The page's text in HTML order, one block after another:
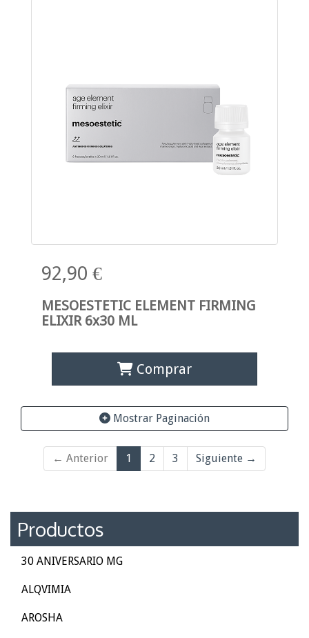
92,90 €
MESOESTETIC ELEMENT FIRMING
ELIXIR 6x30 ML
Comprar
Mostrar Paginación
← Anterior 1 2 3 Siguiente →
Productos
30 ANIVERSARIO MG
ALQVIMIA
AROSHA